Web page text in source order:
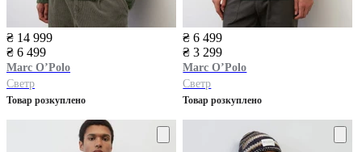
₴ 14 999
₴ 6 499
Marc O’Polo
Светр
Товар розкуплено
₴ 6 499
₴ 3 299
Marc O’Polo
Светр
Товар розкуплено